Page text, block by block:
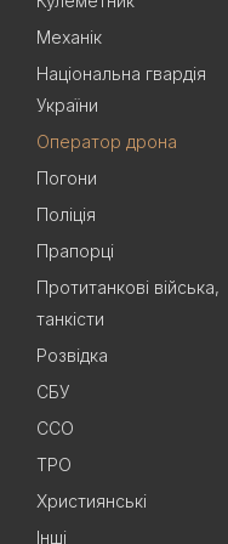
Механік
Національна гвардія
України
Оператор дрона
Погони
Поліція
Прапорці
Протитанкові війська,
танкісти
Розвідка
СБУ
ССО
ТРО
Християнські
Інші